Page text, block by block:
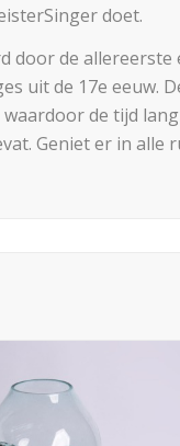
doet.
door de
uit de 17e eeuw.
de tijd
Geniet er in alle